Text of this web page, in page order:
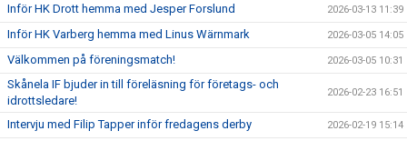
Inför HK Drott hemma med Jesper Forslund 2026-03-13 11:39
Inför HK Varberg hemma med Linus Wärnmark 2026-03-05 14:05
Välkommen på föreningsmatch! 2026-03-05 10:31
Skånela IF bjuder in till föreläsning för företags- och
idrottsledare!
2026-02-23 16:51
Intervju med Filip Tapper inför fredagens derby 2026-02-19 15:14